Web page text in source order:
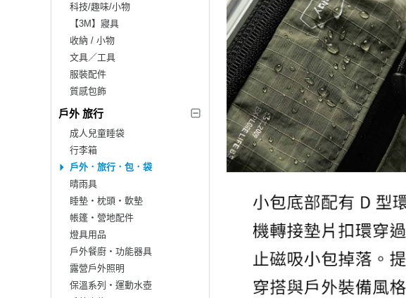
科技/趣味/小物
【3M】寢具
收納 / 小物
文具／工具
服裝配件
質感包飾
戶外 旅行
成人兒童睡袋
行李箱
戶外．旅行．包．袋
晴雨具
睡墊‧枕頭‧軟墊
帳篷‧營地配件
燈具用品
戶外餐廚‧功能器具
露營戶外照明
保溫系列‧運動水壺